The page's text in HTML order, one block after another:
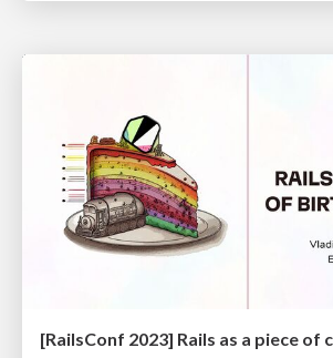
[RailsConf 2023] Rails as a piece of